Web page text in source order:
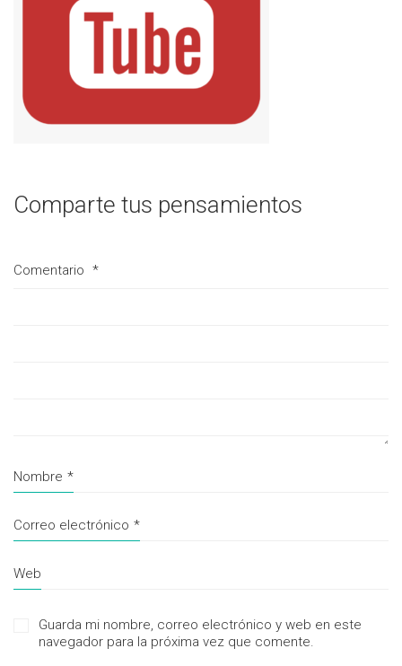
Comparte tus pensamientos
Comentario *
Nombre *
Correo electrónico *
Web
Guarda mi nombre, correo electrónico y web en este
navegador para la próxima vez que comente.